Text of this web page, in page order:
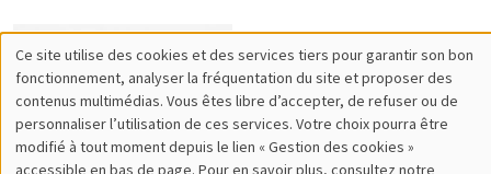
Utilisation
des
données
Ce site utilise des cookies et des services tiers pour garantir son bon
fonctionnement, analyser la fréquentation du site et proposer des
contenus multimédias. Vous êtes libre d’accepter, de refuser ou de
personnaliser l’utilisation de ces services. Votre choix pourra être
modifié à tout moment depuis le lien « Gestion des cookies »
accessible en bas de page. Pour en savoir plus, consultez notre